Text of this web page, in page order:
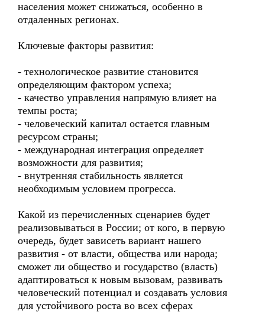
населения может снижаться, особенно в
отдаленных регионах.
Ключевые факторы развития:
- технологическое развитие становится
определяющим фактором успеха;
- качество управления напрямую влияет на
темпы роста;
- человеческий капитал остается главным
ресурсом страны;
- международная интеграция определяет
возможности для развития;
- внутренняя стабильность является
необходимым условием прогресса.
Какой из перечисленных сценариев будет
реализовываться в России; от кого, в первую
очередь, будет зависеть вариант нашего
развития - от власти, общества или народа;
сможет ли общество и государство (власть)
адаптироваться к новым вызовам, развивать
человеческий потенциал и создавать условия
для устойчивого роста во всех сферах